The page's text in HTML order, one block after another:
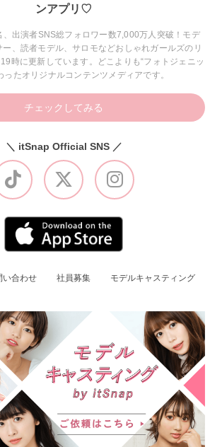
ンアプリ♡
、出演者SNS総フォロワー数7,000万人突破！モデ
ー、読者モデル、サロモなどおしゃれガールズのリ
時に更新しています。どこよりも“フォトジェニッ
ったオリジナルコンテンツメディアです。
チェックしてみる
＼ itSnap Official SNS ／
い合わせ 社員募集 モデルキャスティング